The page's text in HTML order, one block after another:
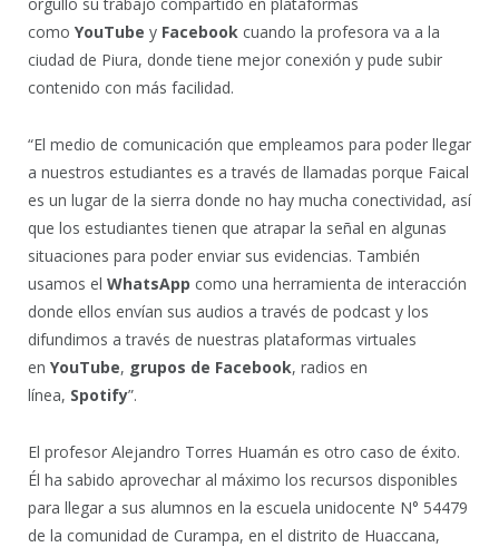
como YouTube y Facebook cuando la profesora va a la
ciudad de Piura, donde tiene mejor conexión y pude subir
contenido con más facilidad.
“El medio de comunicación que empleamos para poder llegar
a nuestros estudiantes es a través de llamadas porque Faical
es un lugar de la sierra donde no hay mucha conectividad, así
que los estudiantes tienen que atrapar la señal en algunas
situaciones para poder enviar sus evidencias. También
usamos el WhatsApp como una herramienta de interacción
donde ellos envían sus audios a través de podcast y los
difundimos a través de nuestras plataformas virtuales
en YouTube, grupos de Facebook, radios en
línea, Spotify”.
El profesor Alejandro Torres Huamán es otro caso de éxito.
Él ha sabido aprovechar al máximo los recursos disponibles
para llegar a sus alumnos en la escuela unidocente N° 54479
de la comunidad de Curampa, en el distrito de Huaccana,